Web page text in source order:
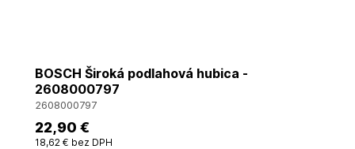
BOSCH Široká podlahová hubica -
2608000797
2608000797
22,90 €
18,62 € bez DPH